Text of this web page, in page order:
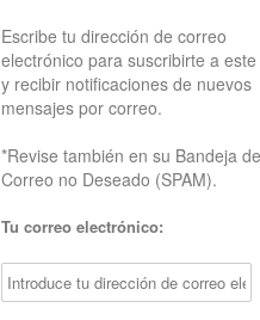
Escribe tu dirección de correo
electrónico para suscribirte a
y recibir notificaciones de nuevos
mensajes por correo.
*Revise también en su Bandeja de
Correo no Deseado (SPAM).
Tu correo electrónico: